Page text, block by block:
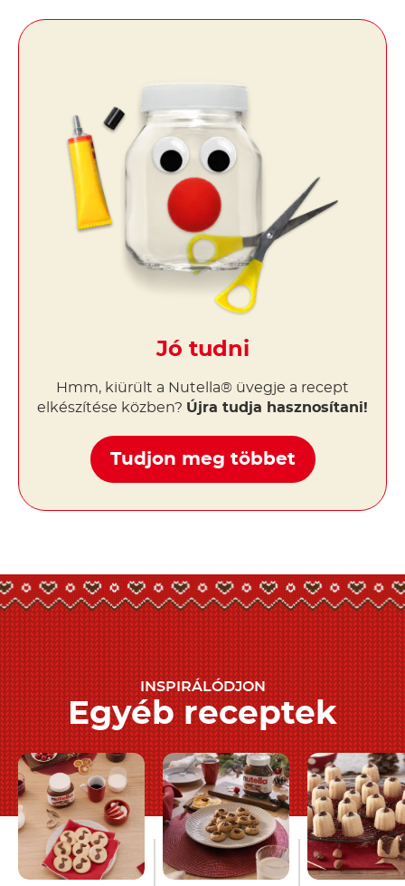
Jó tudni
Hmm, kiürült a Nutella® üvegje a recept
elkészítése közben? Újra tudja hasznosítani!
Tudjon meg többet
INSPIRÁLÓDJON
Egyéb receptek